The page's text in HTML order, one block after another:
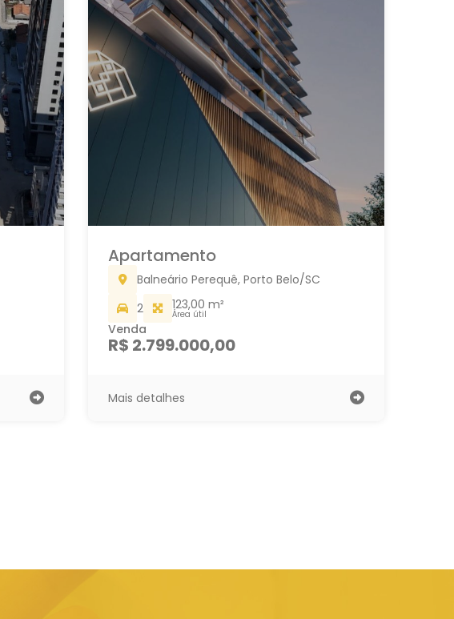
Apartamento
Balneário Perequê, Porto Belo/SC
2
123,00 m²
Área útil
Venda
R$ 2.799.000,00
Mais detalhes